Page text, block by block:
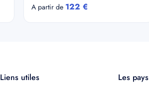
A partir de 122 €
Liens utiles Les pays